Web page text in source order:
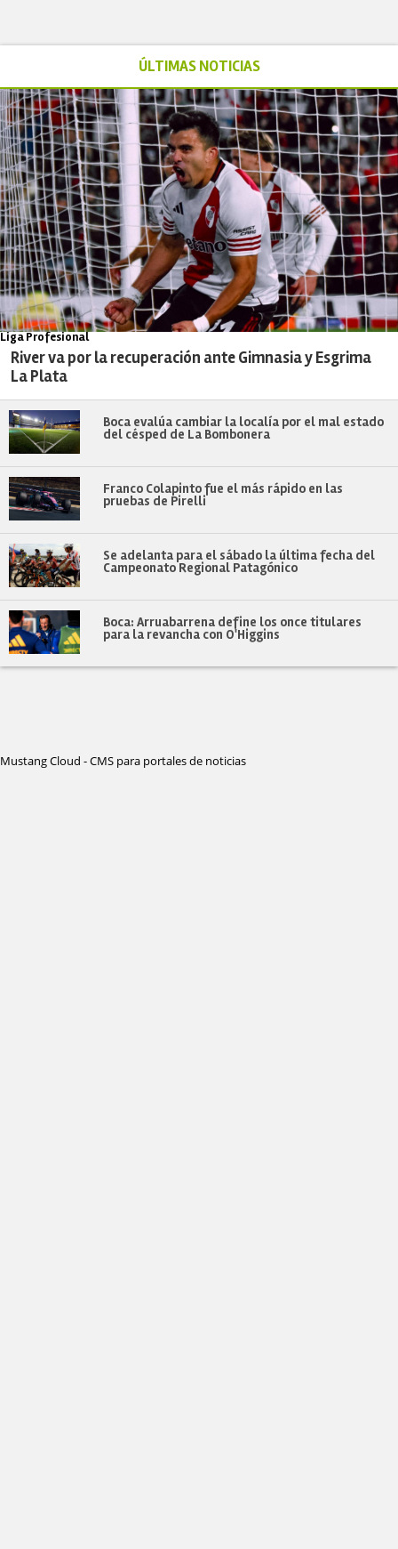
ÚLTIMAS NOTICIAS
Liga Profesional
River va por la recuperación ante Gimnasia y Esgrima
La Plata
Boca evalúa cambiar la localía por el mal estado
del césped de La Bombonera
Franco Colapinto fue el más rápido en las
pruebas de Pirelli
Se adelanta para el sábado la última fecha del
Campeonato Regional Patagónico
Boca: Arruabarrena define los once titulares
para la revancha con O'Higgins
Mustang Cloud - CMS para portales de noticias